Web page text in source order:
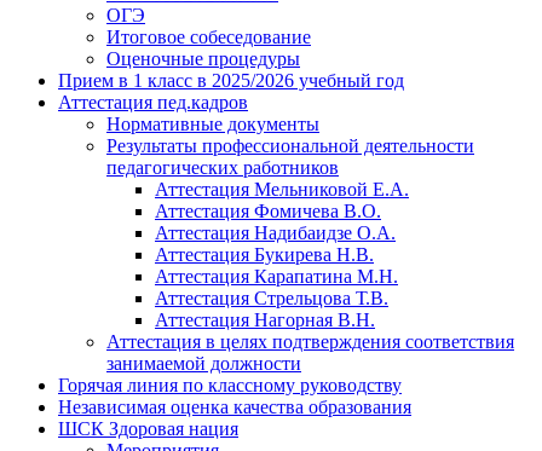
ОГЭ
Итоговое собеседование
Оценочные процедуры
Прием в 1 класс в 2025/2026 учебный год
Аттестация пед.кадров
Нормативные документы
Результаты профессиональной деятельности
педагогических работников
Аттестация Мельниковой Е.А.
Аттестация Фомичева В.О.
Аттестация Надибаидзе О.А.
Аттестация Букирева Н.В.
Аттестация Карапатина М.Н.
Аттестация Стрельцова Т.В.
Аттестация Нагорная В.Н.
Аттестация в целях подтверждения соответствия
занимаемой должности
Горячая линия по классному руководству
Независимая оценка качества образования
ШСК Здоровая нация